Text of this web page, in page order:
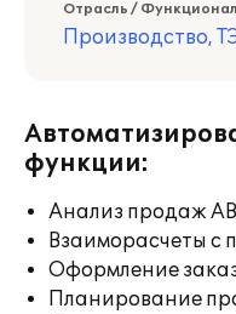
Отрасль /
Производство,
функции:
Анализ продаж
Взаиморасчеты с
Оформление
Планирование